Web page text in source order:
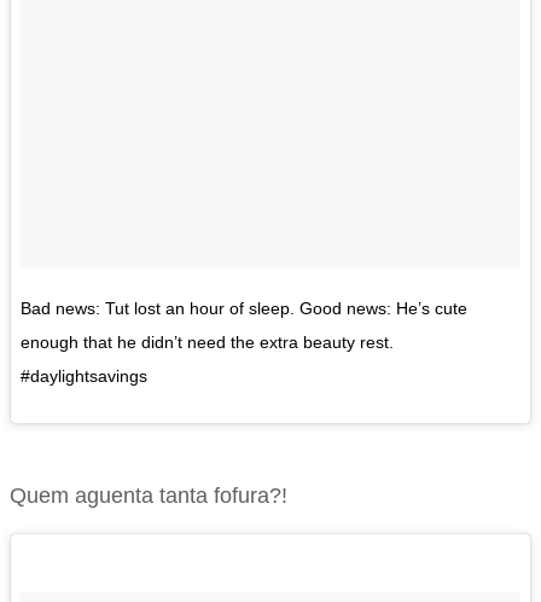
Bad news: Tut lost an hour of sleep. Good news: He’s cute
enough that he didn’t need the extra beauty rest.
#daylightsavings
Quem aguenta tanta fofura?!